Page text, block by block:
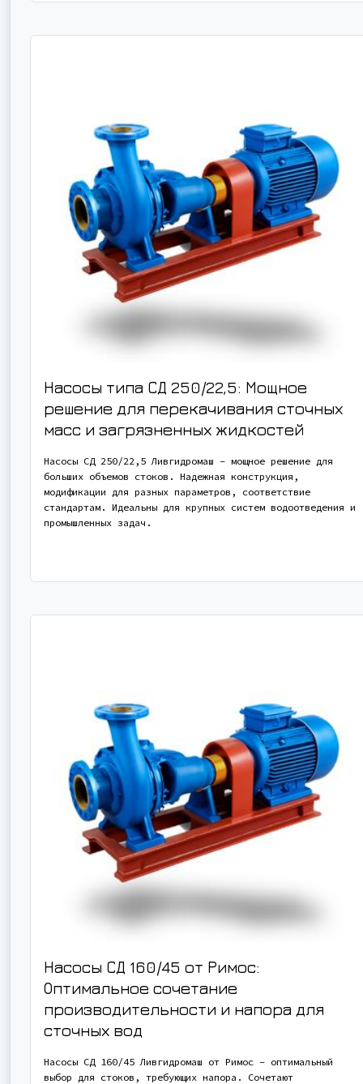
Насосы типа СД 250/22,5: Мощное
решение для перекачивания сточных
масс и загрязненных жидкостей
Насосы СД 250/22,5 Ливгидромаш – мощное решение для
больших объемов стоков. Надежная конструкция,
модификации для разных параметров, соответствие
стандартам. Идеальны для крупных систем водоотведения и
промышленных задач.
Насосы СД 160/45 от Римос:
Оптимальное сочетание
производительности и напора для
сточных вод
Насосы СД 160/45 Ливгидромаш от Римос – оптимальный
выбор для стоков, требующих напора. Сочетают